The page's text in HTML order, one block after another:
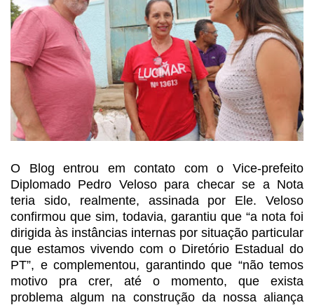
O Blog entrou em contato com o Vice-prefeito
Diplomado Pedro Veloso para checar se a Nota
teria sido, realmente, assinadapor Ele. Veloso
confirmou que sim, todavia, garantiu que “a nota foi
dirigida às instâncias internas por situação particular
que estamos vivendo com o Diretório Estadual do
PT”, e complementou, garantindo que “não temos
motivo pra crer, até o momento, que exista
problema algum na construção da nossa aliança